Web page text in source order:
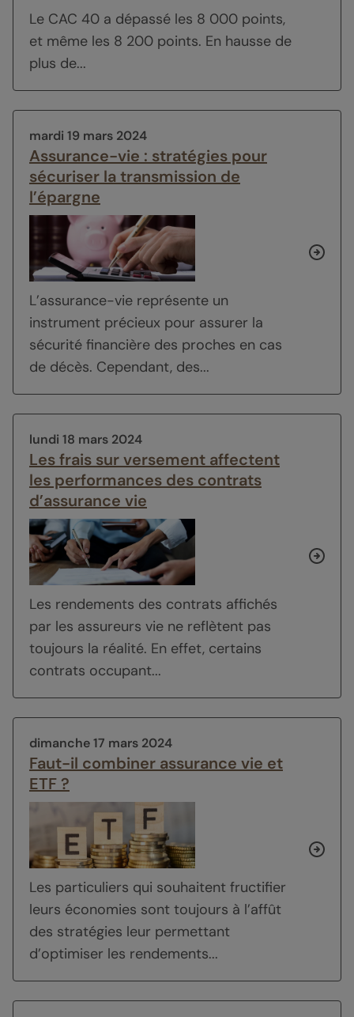
Le CAC 40 a dépassé les 8 000 points,
et même les 8 200 points. En hausse de
plus de...
mardi 19 mars 2024
Assurance-vie : stratégies pour
sécuriser la transmission de
l’épargne
L’assurance-vie représente un
instrument précieux pour assurer la
sécurité financière des proches en cas
de décès. Cependant, des...
lundi 18 mars 2024
Les frais sur versement affectent
les performances des contrats
d’assurance vie
Les rendements des contrats affichés
par les assureurs vie ne reflètent pas
toujours la réalité. En effet, certains
contrats occupant...
dimanche 17 mars 2024
Faut-il combiner assurance vie et
ETF ?
Les particuliers qui souhaitent fructifier
leurs économies sont toujours à l’affût
des stratégies leur permettant
d’optimiser les rendements...